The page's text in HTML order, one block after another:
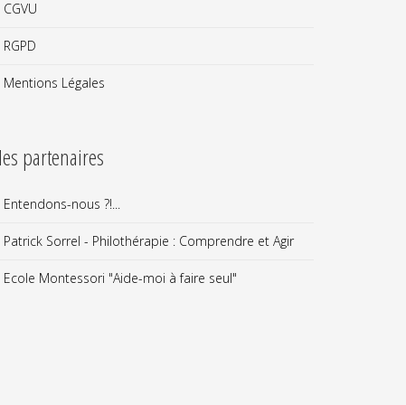
CGVU
RGPD
Mentions Légales
partenaires
Entendons-nous ?!...
Patrick Sorrel - Philothérapie : Comprendre et Agir
Ecole Montessori "Aide-moi à faire seul"